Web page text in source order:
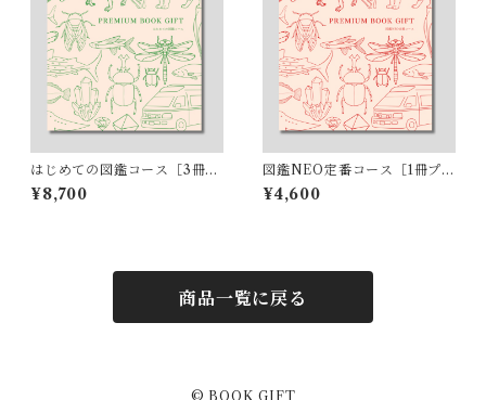
はじめての図鑑コース［3冊プ
ラン］
¥8,700
図鑑NEO定番コース［1冊プラ
ン］
¥4,600
商品一覧に戻る
© BOOK GIFT